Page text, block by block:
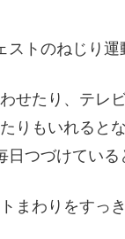
ストのねじり運
せたり、テレ
りもいれるとな
日つづけてい
まわりをすっ